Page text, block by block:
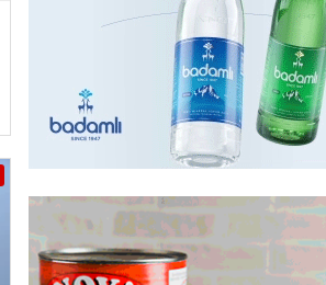
82
İtaliyada zibil qutusuna atılan 1 milyon
avroluq lotereya bileti iki günlük
axtarışdan sonra tapılıb
06.08.2026- 13:45 72
Tərtərdə FACİƏ – Ər-arvad yanaraq
ÖLDÜ